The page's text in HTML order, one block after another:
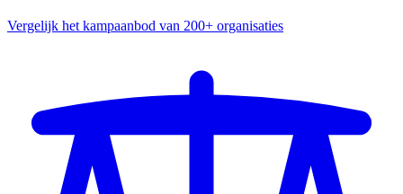
Vergelijk het kampaanbod van 200+ organisaties